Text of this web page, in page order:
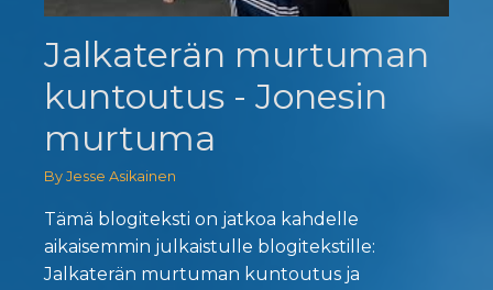
Jalkaterän murtuman
kuntoutus - Jonesin
murtuma
By Jesse Asikainen
Tämä blogiteksti on jatkoa kahdelle
aikaisemmin julkaistulle blogitekstille:
Jalkaterän murtuman kuntoutus ja